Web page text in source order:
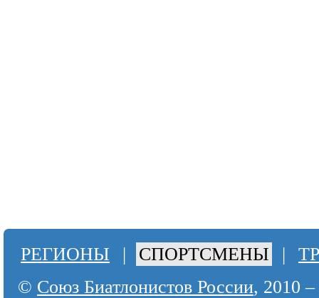
РЕГИОНЫ | СПОРТСМЕНЫ |
© Союз Биатлонистов России, 2010